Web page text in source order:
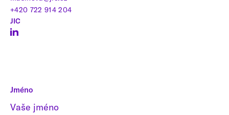
+420 722 914 204
JIC
Jméno